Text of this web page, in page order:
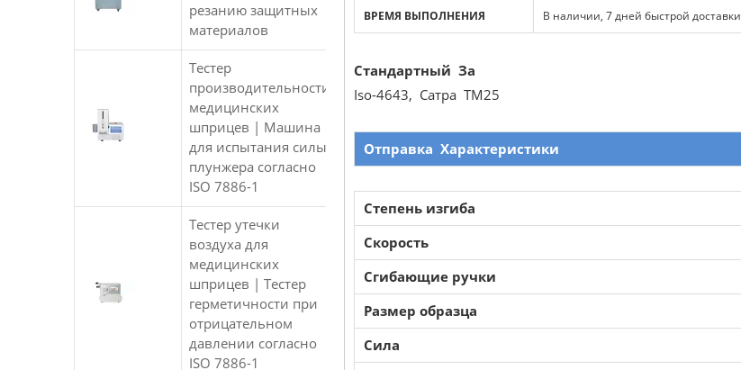
резанию защитных
материалов
Тестер
производительности
медицинских
шприцев | Машина
для испытания силы
плунжера согласно
ISO 7886-1
Тестер утечки
воздуха для
медицинских
шприцев | Тестер
герметичности при
отрицательном
давлении согласно
ISO 7886-1
ВРЕМЯ ВЫПОЛНЕНИЯ В наличии, 7 дней быстрой доставки
Стандартный За
Iso-4643, Сатра TM25
Отправка Характеристики
Степень изгиба
Скорость
Сгибающие ручки
Размер образца
Сила